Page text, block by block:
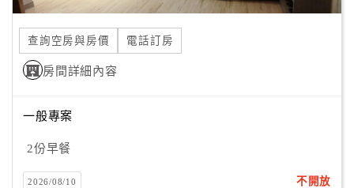
單
管
理
員
查詢空房與房價 電話訂房
房間詳細內容
一般專案
2份早餐
2026/08/10 不開放